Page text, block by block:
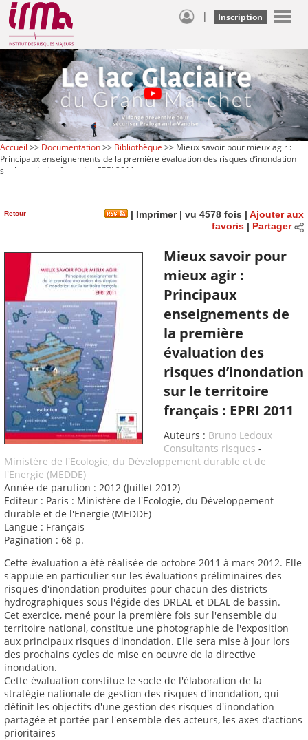
| Inscription
Accueil >> Documentation>> Bibliothèque >> Mieux savoir pour mieux agir :
Principaux enseignements de la première évaluation des risques d’inondation
sur le territoire français : EPRI 2011
Retour | Imprimer| vu 4578 fois | Ajouter aux
favoris| Partager
Mieux savoir pour
mieux agir :
Principaux
enseignements de
la première
évaluation des
risques d’inondation
sur le territoire
français : EPRI 2011
Auteurs : Bruno Ledoux
Consultants risques -
Ministère de l'Ecologie, du Développement durable et de
l'Energie (MEDDE)
Année de parution : 2012 (Juillet 2012)
Editeur : Paris : Ministère de l'Ecologie, du Développement
durable et de l'Energie (MEDDE)
Langue : Français
Pagination : 68 p.
Cette évaluation a été réalisée de octobre 2011 à mars 2012. Elle
s'appuie en particulier sur les évaluations préliminaires des
risques d'inondation produites pour chacun des districts
hydrographiques sous l'égide des DREAL et DEAL de bassin.
Cet exercice, mené pour la première fois sur l'ensemble du
territoire national, constitue une photographie de l'exposition
aux principaux risques d'inondation. Elle sera mise à jour lors
des prochains cycles de mise en oeuvre de la directive
inondation.
Cette évaluation constitue le socle de l'élaboration de la
stratégie nationale de gestion des risques d'inondation, qui
définit les objectifs d'une gestion des risques d'inondation
partagée et portée par l'ensemble des acteurs, les axes d’actions
prioritaires